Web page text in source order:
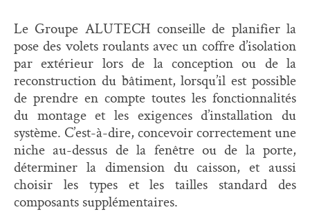
Le Groupe ALUTECH conseille de planifier la
pose des volets roulants avec un coffre d’isolation
par extérieur lors de la conception ou de la
reconstruction du bâtiment, lorsqu’il est possible
de prendre en compte toutes les fonctionnalités
du montage et les exigences d’installation du
système. C’est-à-dire, concevoir correctement une
niche au-dessus de la fenêtre ou de la porte,
déterminer la dimension du caisson, et aussi
choisir les types et les tailles standard des
composants supplémentaires.